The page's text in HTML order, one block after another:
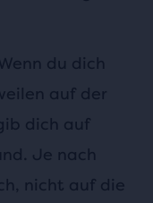
du dich
auf der
dich auf
Je nach
nicht auf die